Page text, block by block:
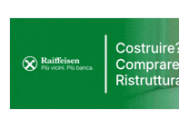
Skip to content